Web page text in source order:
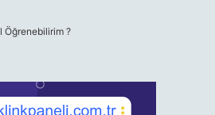
Öğrenebilirim ?